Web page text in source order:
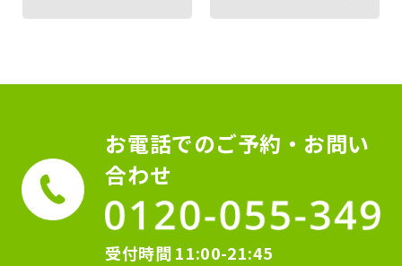
お電話でのご予約・お問い
合わせ
受付時間11:00-21:45